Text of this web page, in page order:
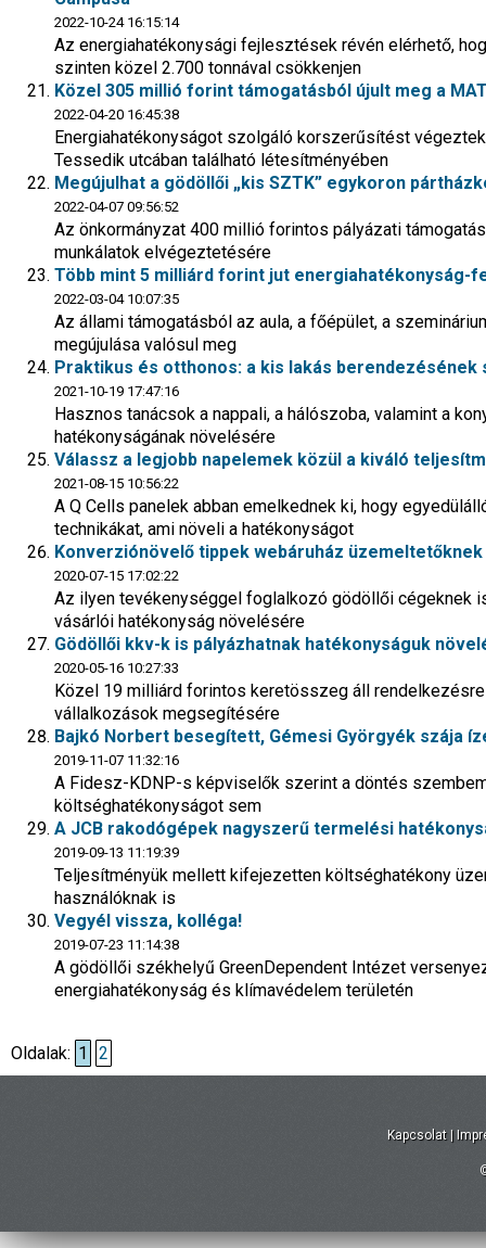
2022-10-24 16:15:14
Az energiahatékonysági fejlesztések révén elérhető,
szinten közel 2.700 tonnával csökkenjen
Közel 305 millió forint támogatásból újult meg a
2022-04-20 16:45:38
Energiahatékonyságot szolgáló korszerűsítést
Tessedik utcában található létesítményében
Megújulhat a gödöllői „kis SZTK” egykoron
2022-04-07 09:56:52
Az önkormányzat 400 millió forintos pályázati
munkálatok elvégeztetésére
Több mint 5 milliárd forint jut energiahatékonyság-
2022-03-04 10:07:35
Az állami támogatásból az aula, a főépület, a
megújulása valósul meg
Praktikus és otthonos: a kis lakás berendezésének
2021-10-19 17:47:16
Hasznos tanácsok a nappali, a hálószoba, valamint a
hatékonyságának növelésére
Válassz a legjobb napelemek közül a kiváló
2021-08-15 10:56:22
A Q Cells panelek abban emelkednek ki, hogy
technikákat, ami növeli a hatékonyságot
Konverziónövelő tippek webáruház üzemeltetőknek
2020-07-15 17:02:22
Az ilyen tevékenységgel foglalkozó gödöllői cégeknek
vásárlói hatékonyság növelésére
Gödöllői kkv-k is pályázhatnak hatékonyságuk
2020-05-16 10:27:33
Közel 19 milliárd forintos keretösszeg áll
vállalkozások megsegítésére
Bajkó Norbert besegített, Gémesi Györgyék szája
2019-11-07 11:32:16
A Fidesz-KDNP-s képviselők szerint a döntés
költséghatékonyságot sem
A JCB rakodógépek nagyszerű termelési
2019-09-13 11:19:39
Teljesítményük mellett kifejezetten költséghatékony
használóknak is
Vegyél vissza, kolléga!
2019-07-23 11:14:38
A gödöllői székhelyű GreenDependent Intézet
energiahatékonyság és klímavédelem területén
Oldalak: 1 2
Kapcsolat |